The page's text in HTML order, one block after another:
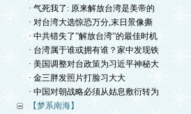
· 气死我了: 原来解放台湾是美帝的
· 对台湾大选惊恐万分,末日景像撕
· 中共错失了”解放台湾”的最佳时机
· 台湾属于谁或拥有谁？家中发现铁
· 美国调整对台政策为习近平神秘大
· 金三胖发照片打脸习大大
· 中国对朝战略必须从姑息敷衍转为
【梦系南海】